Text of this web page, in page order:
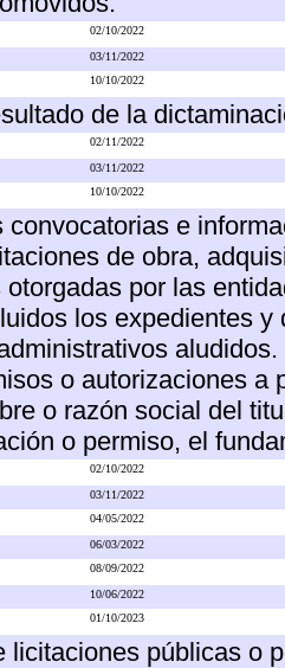
02/10/2022
03/11/2022
10/10/2022
de la
02/11/2022
03/11/2022
10/10/2022
convocatorias e
de obra,
por las
los expedientes
o autorizaciones a
o razón social del
o permiso, el
02/10/2022
03/11/2022
04/05/2022
06/03/2022
08/09/2022
10/06/2022
01/10/2023
licitaciones públicas o